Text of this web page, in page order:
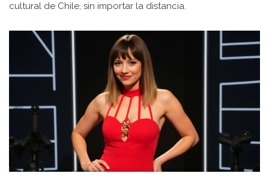
cultural de Chile, sin importar la distancia.